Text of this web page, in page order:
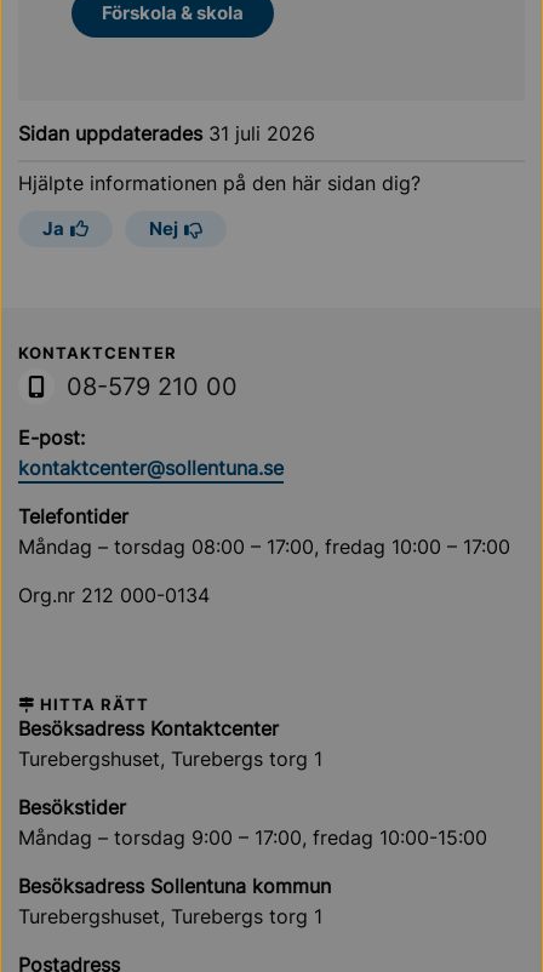
Förskola & skola
Sidan uppdaterades 31 juli 2026
Hjälpte informationen på den här sidan dig?
Ja Nej
Sollentuna Kommun
KONTAKTCENTER
08-579 210 00
E-post:
kontaktcenter@sollentuna.se
Telefontider
Måndag – torsdag 08:00 – 17:00, fredag 10:00 – 17:00
Org.nr 212 000-0134
HITTA RÄTT
Besöksadress Kontaktcenter
Turebergshuset, Turebergs torg 1
Besökstider
Måndag – torsdag 9:00 – 17:00, fredag 10:00-15:00
Besöksadress Sollentuna kommun
Turebergshuset, Turebergs torg 1
Postadress